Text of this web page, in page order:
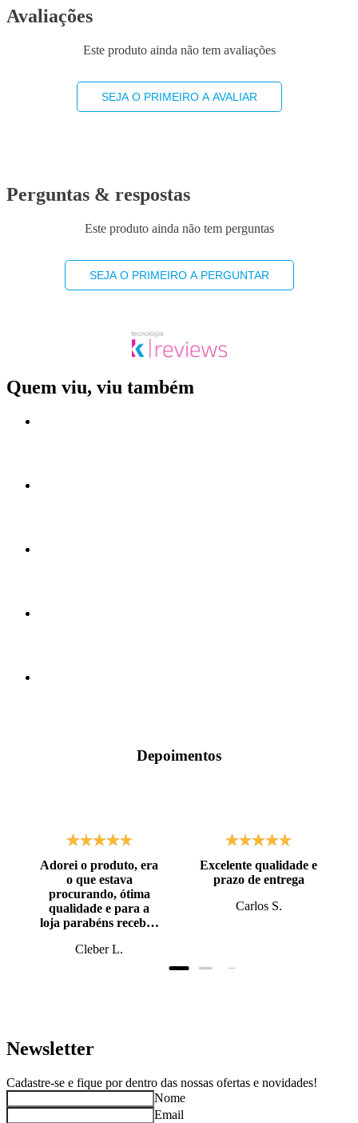
Avaliações
Este produto ainda não tem avaliações
SEJA O PRIMEIRO A AVALIAR
Perguntas & respostas
Este produto ainda não tem perguntas
SEJA O PRIMEIRO A PERGUNTAR
Quem viu, viu também
Depoimentos
Adorei o produto, era
o que estava
procurando, ótima
qualidade e para a
loja parabéns recebi o
prazo, super bem
Cleber L.
Excelente qualidade e
prazo de entrega
Carlos S.
Newsletter
Cadastre-se e fique por dentro das nossas ofertas e novidades!
Nome
Email